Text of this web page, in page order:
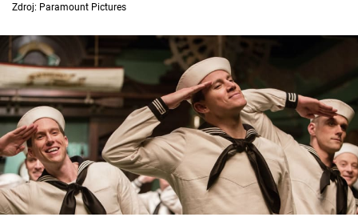
Zdroj: Paramount Pictures